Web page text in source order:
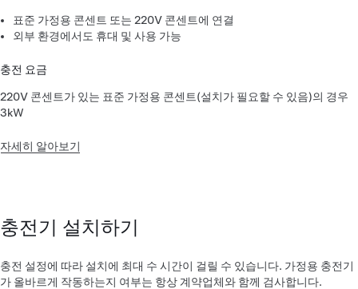
표준 가정용 콘센트 또는 220V 콘센트에 연결
외부 환경에서도 휴대 및 사용 가능
충전 요금
220V 콘센트가 있는 표준 가정용 콘센트(설치가 필요할 수 있음)의 경우
3kW
자세히 알아보기
충전기 설치하기
충전 설정에 따라 설치에 최대 수 시간이 걸릴 수 있습니다. 가정용 충전기
가 올바르게 작동하는지 여부는 항상 계약업체와 함께 검사합니다.